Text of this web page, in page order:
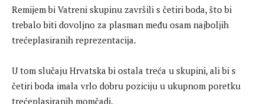
Remijem bi Vatreni skupinu završili s četiri boda, što bi
trebalo biti dovoljno za plasman među osam najboljih
trećeplasiranih reprezentacija.
U tom slučaju Hrvatska bi ostala treća u skupini, ali bi s
četiri boda imala vrlo dobru poziciju u ukupnom poretku
trećeplasiranih momčadi.